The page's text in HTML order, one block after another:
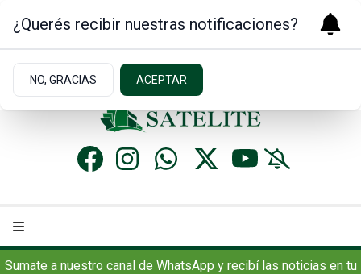
8.2ºc | Concordia, AR
Sumate a nuestro canal de WhatsApp y recibí las noticias en tu
¿Querés recibir nuestras notificaciones?
NO, GRACIAS ACEPTAR